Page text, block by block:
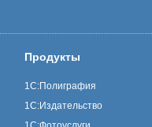
Продукты
1С:Полиграфия
1С:Издательство